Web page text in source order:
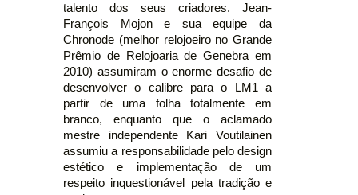
talento dos seus criadores. Jean-
François Mojon e sua equipe da
Chronode (melhor relojoeiro no Grande
Prêmio de Relojoaria de Genebra em
2010) assumiram o enorme desafio de
desenvolver o calibre para o LM1 a
partir de uma folha totalmente em
branco, enquanto que o aclamado
mestre independente Kari Voutilainen
assumiu a responsabilidade pelo design
estético e implementação de um
respeito inquestionável pela tradição e